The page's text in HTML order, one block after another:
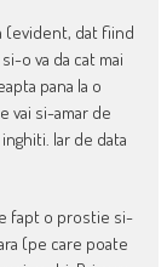
(evident, dat fiind
o va da cat mai
pana la o
vai si-amar de
Iar de data
fapt o prostie si-
(pe care poate